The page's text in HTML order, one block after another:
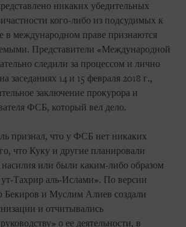
никаких убедительных
кого-либо из подсудимых к
в международном праве признаются
Представители «Международной
следили за процессом и лично
заседаниях 14 и 15 февраля 2018 г.,
заключение прокурора и
ФСБ, который вел дело.
признал, что у ФСБ нет никаких
что Куку и другие планировали
или были каким-либо образом
Тахрир аль-Ислами». По версии
Бекиров и Муслим Алиев создали
и отчитывались
о ее деятельности, в